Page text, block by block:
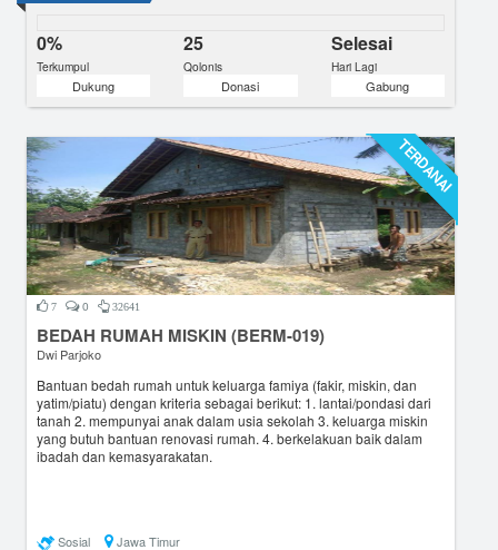
0%
Terkumpul
25
Qolonis
Selesai
Hari Lagi
Dukung Donasi Gabung
TERDANAI
7 0 32641
BEDAH RUMAH MISKIN (BERM-019)
Dwi Parjoko
Bantuan bedah rumah untuk keluarga famiya (fakir, miskin, dan
yatim/piatu) dengan kriteria sebagai berikut: 1. lantai/pondasi dari
tanah 2. mempunyai anak dalam usia sekolah 3. keluarga miskin
yang butuh bantuan renovasi rumah. 4. berkelakuan baik dalam
ibadah dan kemasyarakatan.
Sosial Jawa Timur